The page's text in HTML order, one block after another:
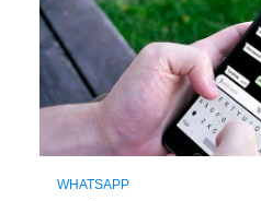
WHATSAPP